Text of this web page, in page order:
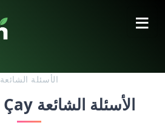
≡
الأسئلة الشائعة
Ala Green Çay الأسئلة الشائعة